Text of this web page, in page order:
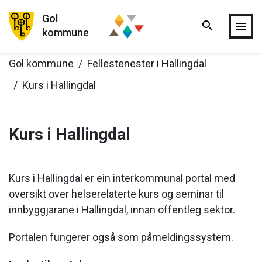
Hopp til hovedinnholdet
Gol
kommune
search menu
Gol kommune
Fellestenester i Hallingdal
Kurs i Hallingdal
Kurs i Hallingdal
Kurs i Hallingdal er ein interkommunal portal med
oversikt over helserelaterte kurs og seminar til
innbyggjarane i Hallingdal, innan offentleg sektor.
Portalen fungerer også som påmeldingssystem.